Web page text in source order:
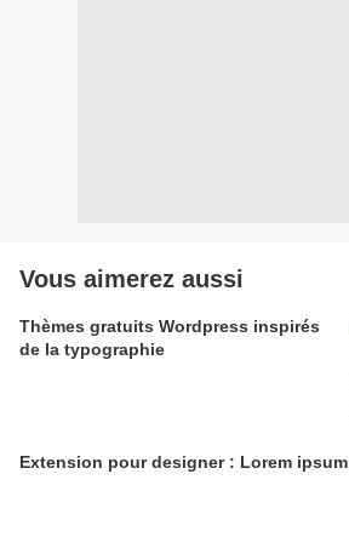
Vous aimerez aussi
Thèmes gratuits Wordpress inspirés
de la typographie
Extension pour designer : Lorem ipsum